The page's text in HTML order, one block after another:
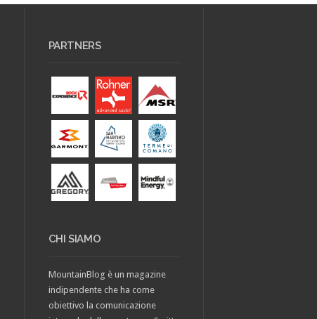
PARTNERS
CHI SIAMO
MountainBlog è un magazine
indipendente che ha come
obiettivo la comunicazione